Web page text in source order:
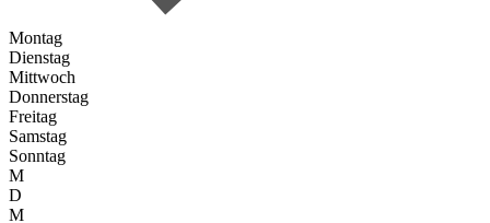
Montag
Dienstag
Mittwoch
Donnerstag
Freitag
Samstag
Sonntag
M
D
M